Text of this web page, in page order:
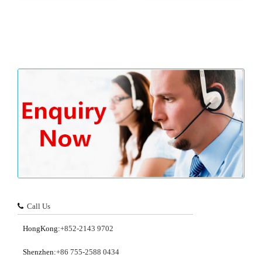
Call Us
HongKong:+852-2143 9702
Shenzhen:+86 755-2588 0434